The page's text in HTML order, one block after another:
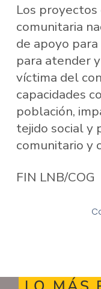
Los
comunitaria
de apoyo
para atender
víctima del
capacidades
población,
tejido social y
comunitario y
FIN LNB/COG